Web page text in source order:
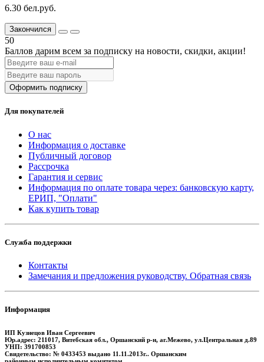
6.30 бел.руб.
Закончился
50
Баллов дарим всем за подписку на новости, скидки, акции!
Оформить подписку
Для покупателей
О нас
Информация о доставке
Публичный договор
Рассрочка
Гарантия и сервис
Информация по оплате товара через: банковскую карту,
ЕРИП, "Оплати"
Как купить товар
Служба поддержки
Контакты
Замечания и предложения руководству. Обратная связь
Информация
ИП Кузнецов Иван Сергеевич
Юр.адрес: 211017, Витебская обл., Оршанский р-н, аг.Межево, ул.Центральная д.89
УНП: 391700853
Свидетельство: № 0433453 выдано 11.11.2013г.. Оршанским